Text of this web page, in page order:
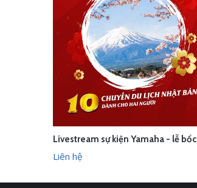
LIÊN HỆ XEM NHANH
Liên hệ